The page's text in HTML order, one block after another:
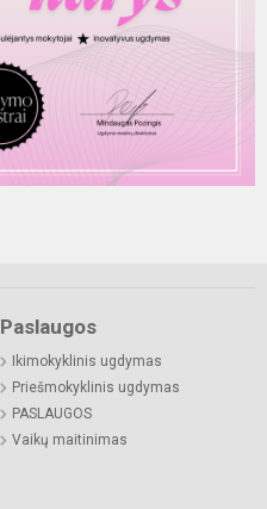
Paslaugos
Ikimokyklinis ugdymas
Priešmokyklinis ugdymas
PASLAUGOS
Vaikų maitinimas